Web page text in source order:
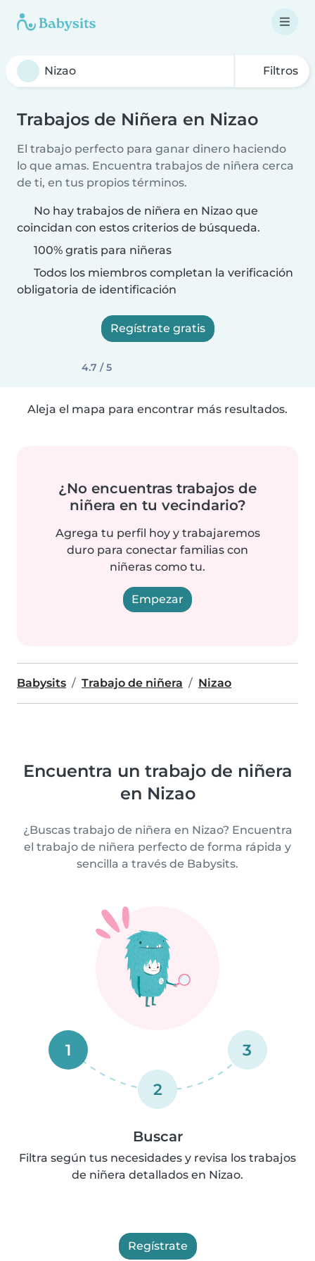
Filtros
Trabajos de Niñera en Nizao
El trabajo perfecto para ganar dinero haciendo
lo que amas. Encuentra trabajos de niñera cerca
de ti, en tus propios términos.
No hay trabajos de niñera en Nizao que
coincidan con estos criterios de búsqueda.
100% gratis para niñeras
Todos los miembros completan la verificación
obligatoria de identificación
Regístrate gratis
4.7 / 5
Aleja el mapa para encontrar más resultados.
¿No encuentras trabajos de
niñera en tu vecindario?
Agrega tu perfil hoy y trabajaremos
duro para conectar familias con
niñeras como tu.
Empezar
Babysits Trabajo de niñera Nizao
Encuentra un trabajo de niñera
en Nizao
¿Buscas trabajo de niñera en Nizao? Encuentra
el trabajo de niñera perfecto de forma rápida y
sencilla a través de Babysits.
1
2
3
Buscar
Filtra según tus necesidades y revisa los trabajos
de niñera detallados en Nizao.
Regístrate